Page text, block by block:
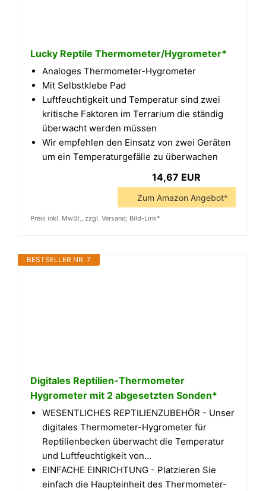
Lucky Reptile Thermometer/Hygrometer*
Analoges Thermometer-Hygrometer
Mit Selbstklebe Pad
Luftfeuchtigkeit und Temperatur sind zwei
kritische Faktoren im Terrarium die ständig
überwacht werden müssen
Wir empfehlen den Einsatz von zwei Geräten
um ein Temperaturgefälle zu überwachen
14,67 EUR
Zum Amazon Angebot*
Preis inkl. MwSt., zzgl. Versand; Bild-Link*
BESTSELLER NR. 7
Digitales Reptilien-Thermometer
Hygrometer mit 2 abgesetzten Sonden*
WESENTLICHES REPTILIENZUBEHÖR - Unser
digitales Thermometer-Hygrometer für
Reptilienbecken überwacht die Temperatur
und Luftfeuchtigkeit von...
EINFACHE EINRICHTUNG - Platzieren Sie
einfach die Haupteinheit des Thermometer-